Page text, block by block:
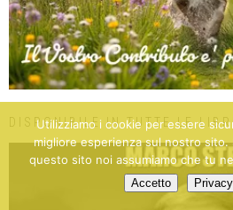
DISPONIBILE IN TUTTE LE
Utilizziamo i cookie per essere
migliore esperienza sul nostro sito.
questo sito noi assumiamo che tu
Accetto